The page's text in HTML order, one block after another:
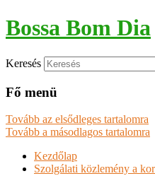
Bossa Bom Dia
Keresés
Fő menü
Tovább az elsődleges tartalomra
Tovább a másodlagos tartalomra
Kezdőlap
Szolgálati közlemény a